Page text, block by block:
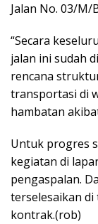
Jalan No. 03/M/
“Secara
jalan ini sudah
rencana
transportasi di
hambatan
Untuk progres
kegiatan di
pengaspalan.
terselesaikan di
kontrak.(rob)